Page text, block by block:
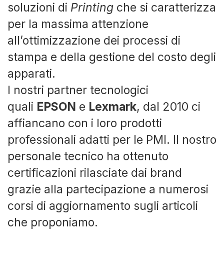
soluzioni di Printing che si caratterizza
per la massima attenzione
all’ottimizzazione dei processi di
stampa e della gestione del costo degli
apparati.
I nostri partner tecnologici
quali EPSON e Lexmark, dal 2010 ci
affiancano con i loro prodotti
professionali adatti per le PMI. Il nostro
personale tecnico ha ottenuto
certificazioni rilasciate dai brand
grazie alla partecipazione a numerosi
corsi di aggiornamento sugli articoli
che proponiamo.